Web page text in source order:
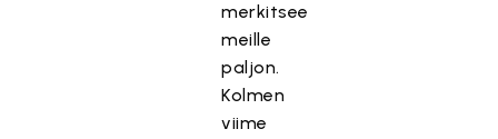
merkitsee
meille
paljon.
Kolmen
viime